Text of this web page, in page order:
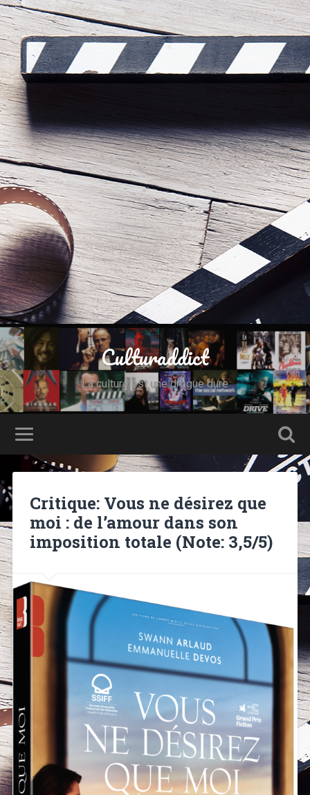
Culturaddict
La culture est une drogue dure
Critique: Vous ne désirez que
moi : de l’amour dans son
imposition totale (Note: 3,5/5)